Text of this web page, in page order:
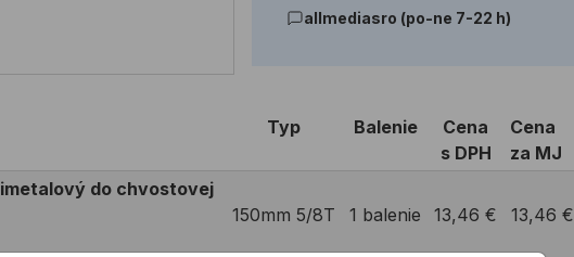
allmediasro (po-ne 7-22 h)
Typ Balenie
Cena
s DPH
Cena
za MJ
do chvostovej
150mm 5/8T 1 balenie 13,46 € 13,46 €